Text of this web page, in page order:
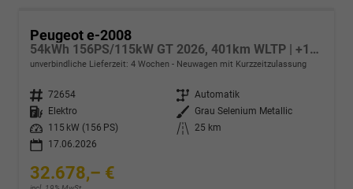
Peugeot e-2008
54kWh 156PS/115kW GT 2026, 401km WLTP | +17" ALU +360-Grad&RFK +Wärmepumpe +Adaptiver Tempomat +Apple CarPlay +SHZ +FULL-LED-Scheinwerfer +Getönte Scheiben
unverbindliche Lieferzeit: 4 Wochen Neuwagen mit Kurzzeitzulassung
Fahrzeugnr. 72654 Getriebe Automatik
Kraftstoff
Elektro Außenfarbe
Grau Selenium Metallic
Leistung
115 kW (156 PS) Kilometerstand
25 km
17.06.2026
32.678,– €